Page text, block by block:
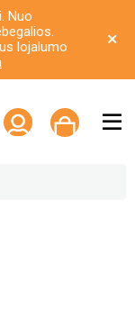
Nuo
lojalumo